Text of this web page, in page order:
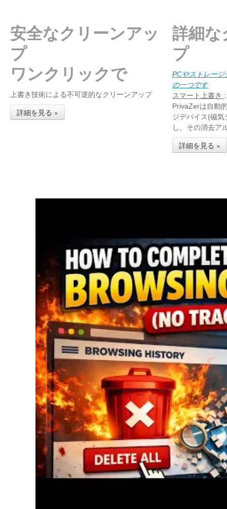
安全なクリーンアッ
プ
ワンクリックで
上書き技術による不可逆的なクリーンアップ
詳細を見る »
詳細
プ
PCやストレー
の一つです
スマート上書き :
PrivaZerは自動
ジデバイス(磁
し、その消去ア
詳細を見る »